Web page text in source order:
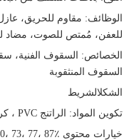
الوظائف: مقاوم للحريق، عازل
للعفن، مُمتص للصوت، مضاد
الخصائص : السقوف الفنية،
السقوف المنثقوبة
الشكلالشريط
تكوين المواد : الراتنج PVC ، كربونات الكالسيوم
خيارات محتوى PVC: 50%، 60، 73،